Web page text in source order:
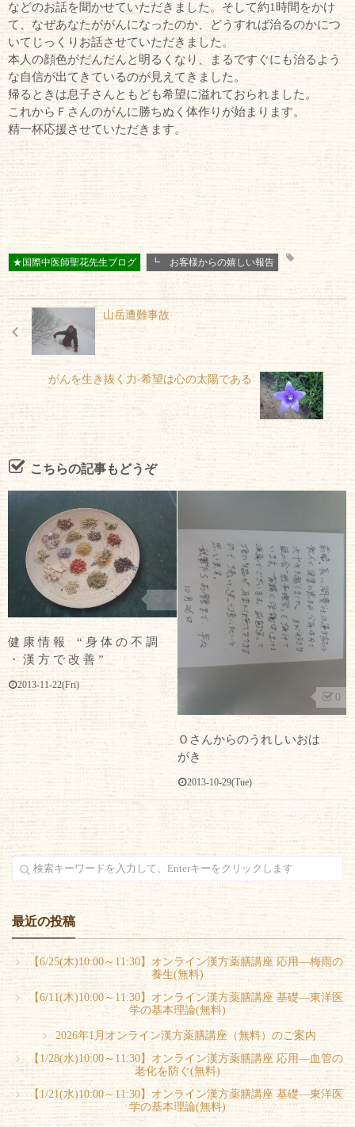
などのお話を聞かせていただきました。そして約1時間をかけ
て、なぜあなたががんになったのか、どうすれば治るのかにつ
いてじっくりお話させていただきました。
本人の顔色がだんだんと明るくなり、まるですぐにも治るよう
な自信が出てきているのが見えてきました。
帰るときは息子さんともども希望に溢れておられました。
これからＦさんのがんに勝ちぬく体作りが始まります。
精一杯応援させていただきます。
★国際中医師聖花先生ブログ ┗ お客様からの嬉しい報告
山岳遭難事故
がんを生き抜く力-希望は心の太陽である
こちらの記事もどうぞ
健 康 情 報 “ 身 体 の 不 調
・ 漢 方 で 改 善 ”
2013-11-22(Fri)
0
Ｏさんからのうれしいおは
がき
2013-10-29(Tue)
最近の投稿
【6/25(木)10:00～11:30】オンライン漢方薬膳講座 応用―梅雨の
養生(無料)
【6/11(木)10:00～11:30】オンライン漢方薬膳講座 基礎―東洋医
学の基本理論(無料)
2026年1月オンライン漢方薬膳講座（無料）のご案内
【1/28(水)10:00～11:30】オンライン漢方薬膳講座 応用―血管の
老化を防ぐ(無料)
【1/21(水)10:00～11:30】オンライン漢方薬膳講座 基礎―東洋医
学の基本理論(無料)